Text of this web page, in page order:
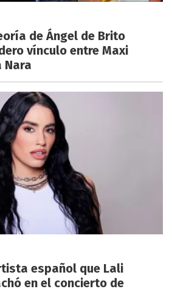
de Ángel de Brito
vínculo entre Maxi
Nara
español que Lali
en el concierto de